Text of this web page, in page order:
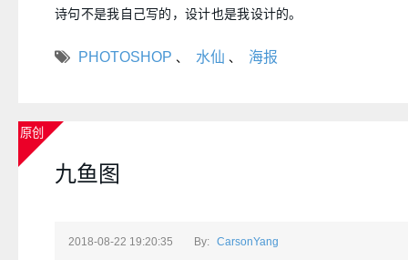
诗句不是我自己写的，设计也是我设计的。
PHOTOSHOP 、 水仙 、 海报
原创
九鱼图
2018-08-22 19:20:35 By: CarsonYang